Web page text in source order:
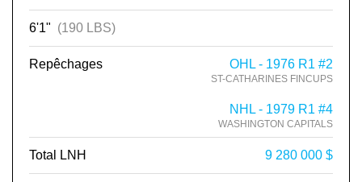
6'1" (190 LBS)
Repêchages OHL - 1976 R1 #2
ST-CATHARINES FINCUPS
NHL - 1979 R1 #4
WASHINGTON CAPITALS
Total LNH 9 280 000 $